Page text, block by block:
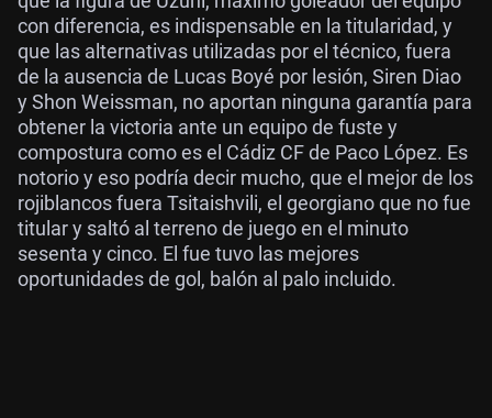
con diferencia, es indispensable en la titularidad, y
que las alternativas utilizadas por el técnico, fuera
de la ausencia de Lucas Boyé por lesión, Siren Diao
y Shon Weissman, no aportan ninguna garantía para
obtener la victoria ante un equipo de fuste y
compostura como es el Cádiz CF de Paco López. Es
notorio y eso podría decir mucho, que el mejor de los
rojiblancos fuera Tsitaishvili, el georgiano que no fue
titular y saltó al terreno de juego en el minuto
sesenta y cinco. El fue tuvo las mejores
oportunidades de gol, balón al palo incluido.